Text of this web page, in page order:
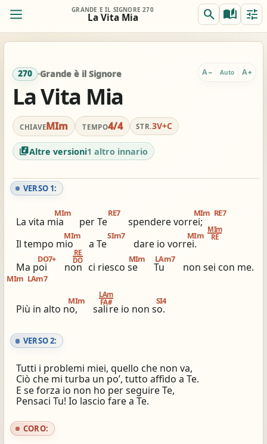
GRANDE È IL SIGNORE 270
La Vita Mia search auto_stories tune
MIm MIm
DO#m remove Off add
Accordi completi
tocca per semplificare
Per chitarra: gia comodo
view_column_2
2 colonne
keyboard_double_arrow_down
Scroll
timer
Metronomo
graphic_eq
Accordatore
tag
# / b Simili stesso innario
Simili altri innari
270 ·Grande è il Signore A− Auto A+
La Vita Mia
CHIAVEMIm TEMPO4/4 STR.3V+C
library_musicAltre versioni1 altro innario
VERSO 1:
La vita mia
MIm
per Te
RE7
spendere vorrei;
MIm RE7
Il tempo mio
MIm
a Te
SIm7
dare io vorrei.
MIm
MIm
RE
Ma poi
DO7+
non
RE
DO
ci riesco se
MIm
Tu
LAm7
non sei con me.
MIm LAm7
Più in alto no,
MIm
sali
LAm
FA#
re io non so.
SI4
VERSO 2:
Tutti i problemi miei, quello che non va,
Ciò che mi turba un po’, tutto affido a Te.
E se forza io non ho per seguire Te,
Pensaci Tu! Io lascio fare a Te.
CORO: